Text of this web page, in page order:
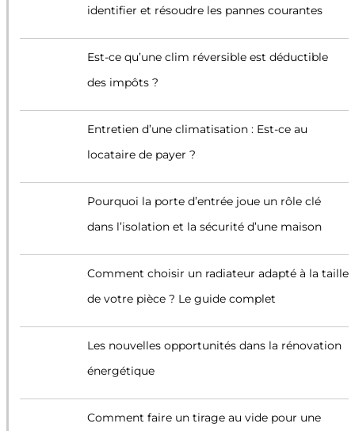
identifier et résoudre les pannes courantes
Est-ce qu’une clim réversible est déductible
des impôts ?
Entretien d’une climatisation : Est-ce au
locataire de payer ?
Pourquoi la porte d’entrée joue un rôle clé
dans l’isolation et la sécurité d’une maison
Comment choisir un radiateur adapté à la taille
de votre pièce ? Le guide complet
Les nouvelles opportunités dans la rénovation
énergétique
Comment faire un tirage au vide pour une